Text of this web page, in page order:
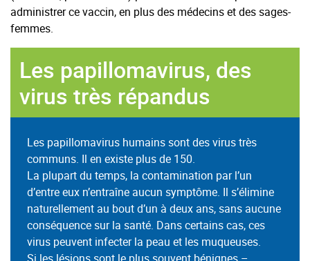
administrer ce vaccin, en plus des médecins et des sages-
femmes.
Les papillomavirus, des
virus très répandus
Les papillomavirus humains sont des virus très
communs. Il en existe plus de 150.
La plupart du temps, la contamination par l’un
d’entre eux n’entraîne aucun symptôme. Il s’élimine
naturellement au bout d’un à deux ans, sans aucune
conséquence sur la santé. Dans certains cas, ces
virus peuvent infecter la peau et les muqueuses.